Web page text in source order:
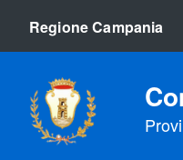
Regione Campania